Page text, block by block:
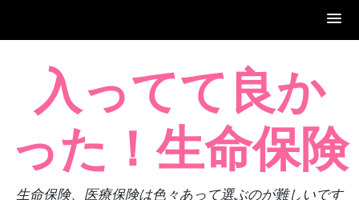
content入ってて良か
った！生命保険
生命保険、医療保険は色々あって選ぶのが難しいです